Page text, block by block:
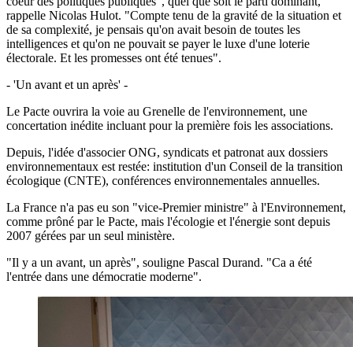
rappelle Nicolas Hulot. "Compte tenu de la gravité de la situation et
de sa complexité, je pensais qu'on avait besoin de toutes les
intelligences et qu'on ne pouvait se payer le luxe d'une loterie
électorale. Et les promesses ont été tenues".
- 'Un avant et un après' -
Le Pacte ouvrira la voie au Grenelle de l'environnement, une
concertation inédite incluant pour la première fois les associations.
Depuis, l'idée d'associer ONG, syndicats et patronat aux dossiers
environnementaux est restée: institution d'un Conseil de la transition
écologique (CNTE), conférences environnementales annuelles.
La France n'a pas eu son "vice-Premier ministre" à l'Environnement,
comme prôné par le Pacte, mais l'écologie et l'énergie sont depuis
2007 gérées par un seul ministère.
"Il y a un avant, un après", souligne Pascal Durand. "Ca a été
l'entrée dans une démocratie moderne".